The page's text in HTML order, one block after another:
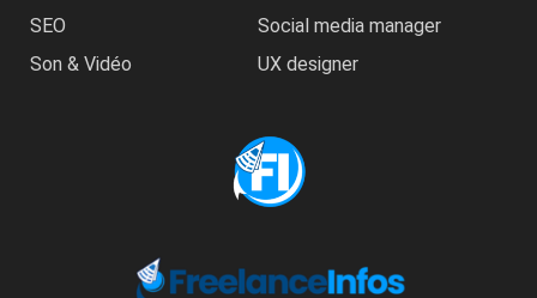
SEO
Social media manager
Son & Vidéo
UX designer